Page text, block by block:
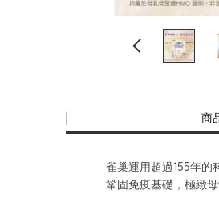
商
雀巢運用超過155年的
鞏固免疫基礎，極緻母